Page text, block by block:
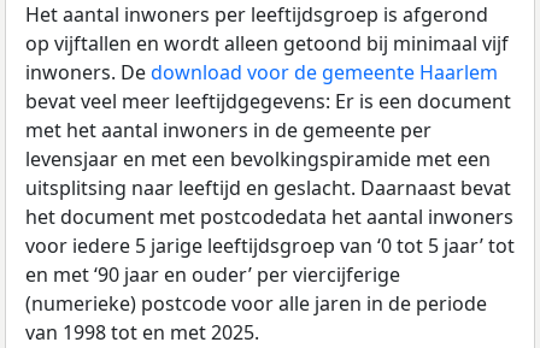
Het aantal inwoners per leeftijdsgroep is afgerond
op vijftallen en wordt alleen getoond bij minimaal vijf
inwoners. Dedownload voor de gemeente Haarlem
bevat veel meer leeftijdgegevens: Er is een document
met het aantal inwoners in de gemeente per
levensjaar en met een bevolkingspiramide met een
uitsplitsing naar leeftijd en geslacht. Daarnaast bevat
het document met postcodedata het aantal inwoners
voor iedere 5 jarige leeftijdsgroep van ‘0 tot 5 jaar’ tot
en met ‘90 jaar en ouder’ per viercijferige
(numerieke) postcode voor alle jaren in de periode
van 1998 tot en met 2025.